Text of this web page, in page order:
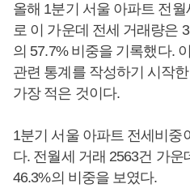
올해 1분기 서울 아파트 전
로 이 가운데 전세 거래량은
의 57.7% 비중을 기록했다.
관련 통계를 작성하기 시작
가장 적은 것이다.
1분기 서울 아파트 전세비중
다. 전월세 거래 2563건 가
46.3%의 비중을 보였다.